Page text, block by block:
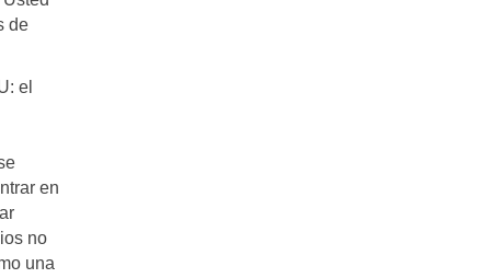
de
el
en
no
una